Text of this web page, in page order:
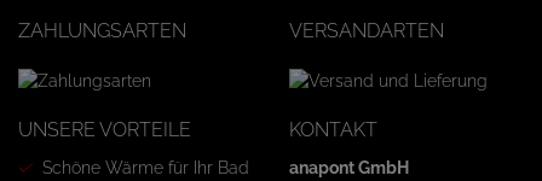
ZAHLUNGSARTEN VERSANDARTEN
UNSERE VORTEILE
Schöne Wärme für Ihr Bad
KONTAKT
anapont GmbH